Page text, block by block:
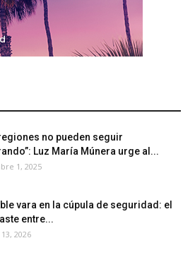
no pueden seguir
Luz María Múnera urge al...
1, 2025
vara en la cúpula de seguridad: el
entre...
2026